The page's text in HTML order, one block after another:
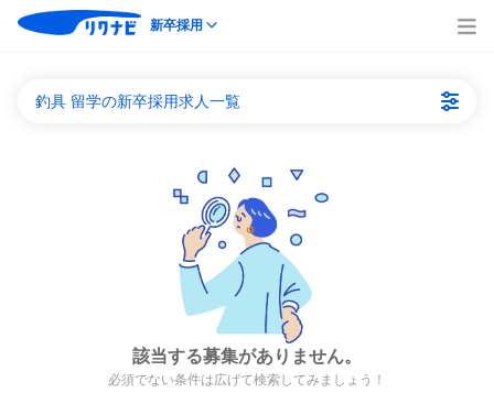
新卒採用
釣具 留学の新卒採用求人一覧
該当する募集がありません。
必須でない条件は広げて検索してみましょう！